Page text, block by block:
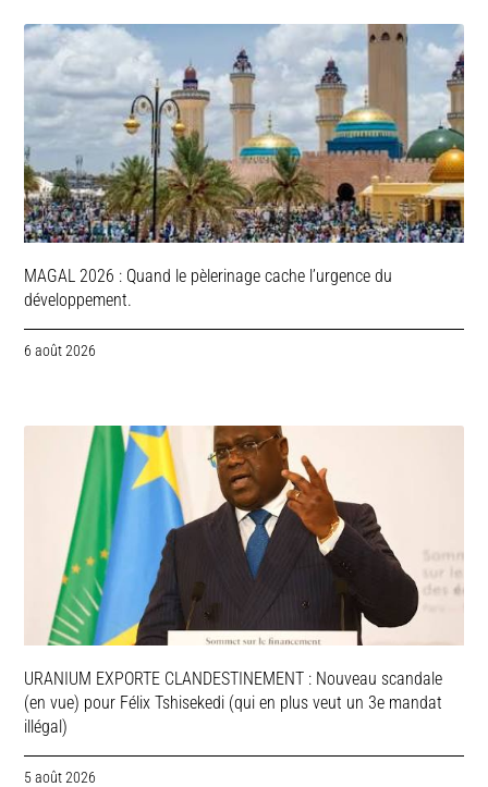
MAGAL 2026 : Quand le pèlerinage cache l’urgence du
développement.
6 août 2026
URANIUM EXPORTE CLANDESTINEMENT : Nouveau scandale
(en vue) pour Félix Tshisekedi (qui en plus veut un 3e mandat
illégal)
5 août 2026